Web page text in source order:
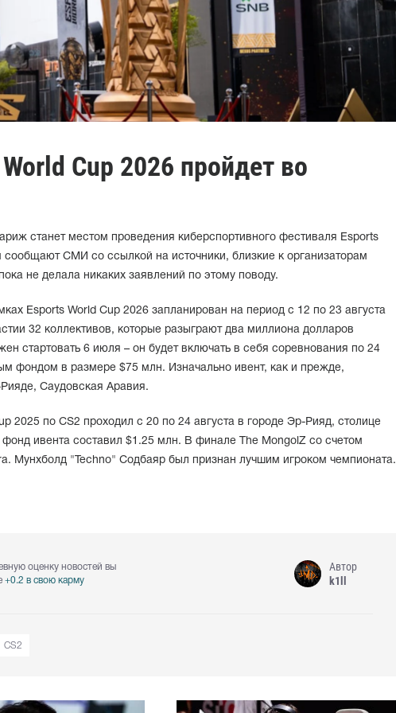
Cup 2026 пройдет во
станет местом проведения киберспортивного фестиваля Esports
сообщают СМИ со ссылкой на источники, близкие к организаторам
не делала никаких заявлений по этому поводу.
Esports World Cup 2026 запланирован на период с 12 по 23 августа
32 коллективов, которые разыграют два миллиона долларов
стартовать 6 июля – он будет включать в себя соревнования по 24
фондом в размере $75 млн. Изначально ивент, как и прежде,
Саудовская Аравия.
2025 по CS2 проходил с 20 по 24 августа в городе Эр-Рияд, столице
ивента составил $1.25 млн. В финале The MongolZ со счетом
Мунхболд "Techno" Содбаяр был признан лучшим игроком чемпионата.
оценку новостей вы
+0.2 в свою карму
Автор
k1ll
CS2